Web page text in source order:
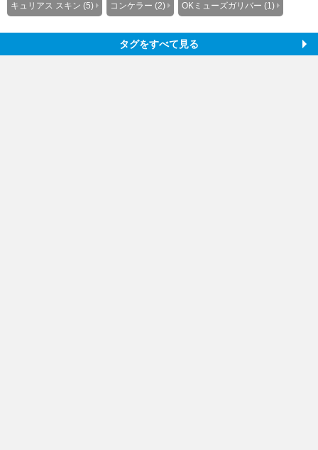
キュリアス スキン (5) コンケラー (2) OKミューズガリバー (1)
タグをすべて見る